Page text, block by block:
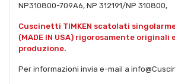
NP310800-709A6, NP 312191/NP 310800,
Cuscinetti TIMKEN scatolati
(MADE IN USA) rigorosamente originali
produzione.
Per informazioni invia e-mail a